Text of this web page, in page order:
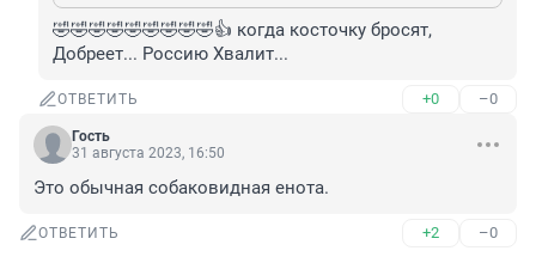
🤣🤣🤣🤣🤣🤣🤣🤣🤣👍 когда косточку бросят,
Добреет... Россию Хвалит...
ОТВЕТИТЬ +0 –0
Гость
31 августа 2023, 16:50
Это обычная собаковидная енота.
ОТВЕТИТЬ +2 –0